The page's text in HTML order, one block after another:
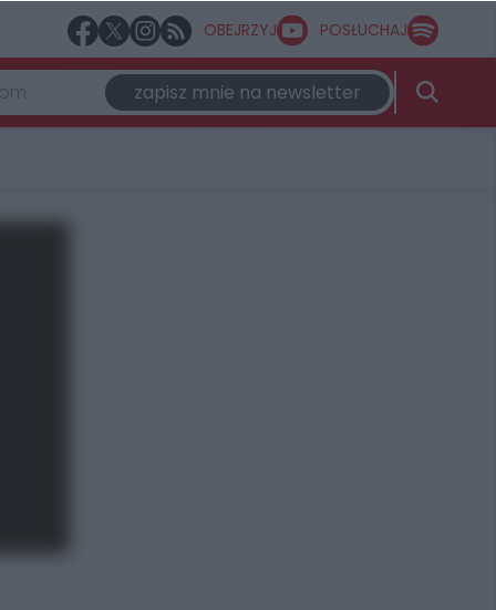
OBEJRZYJ POSŁUCHAJ
zapisz mnie na newsletter